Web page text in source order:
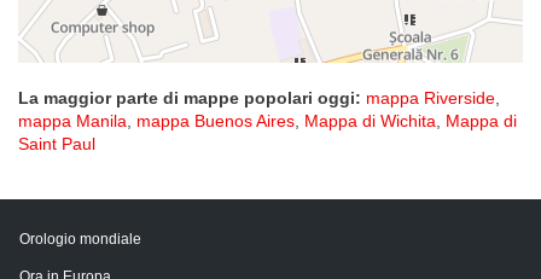
La maggior parte di mappe popolari oggi: mappa Riverside,
mappa Manila, mappa Buenos Aires, Mappa di Wichita, Mappa di
Saint Paul
Orologio mondiale